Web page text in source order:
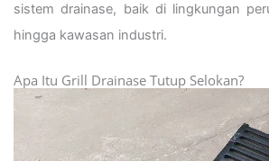
sistem drainase, baik di lingkungan
hingga kawasan industri.
Apa Itu Grill Drainase Tutup Selokan?